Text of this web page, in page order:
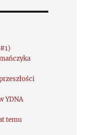
YDNA
temu